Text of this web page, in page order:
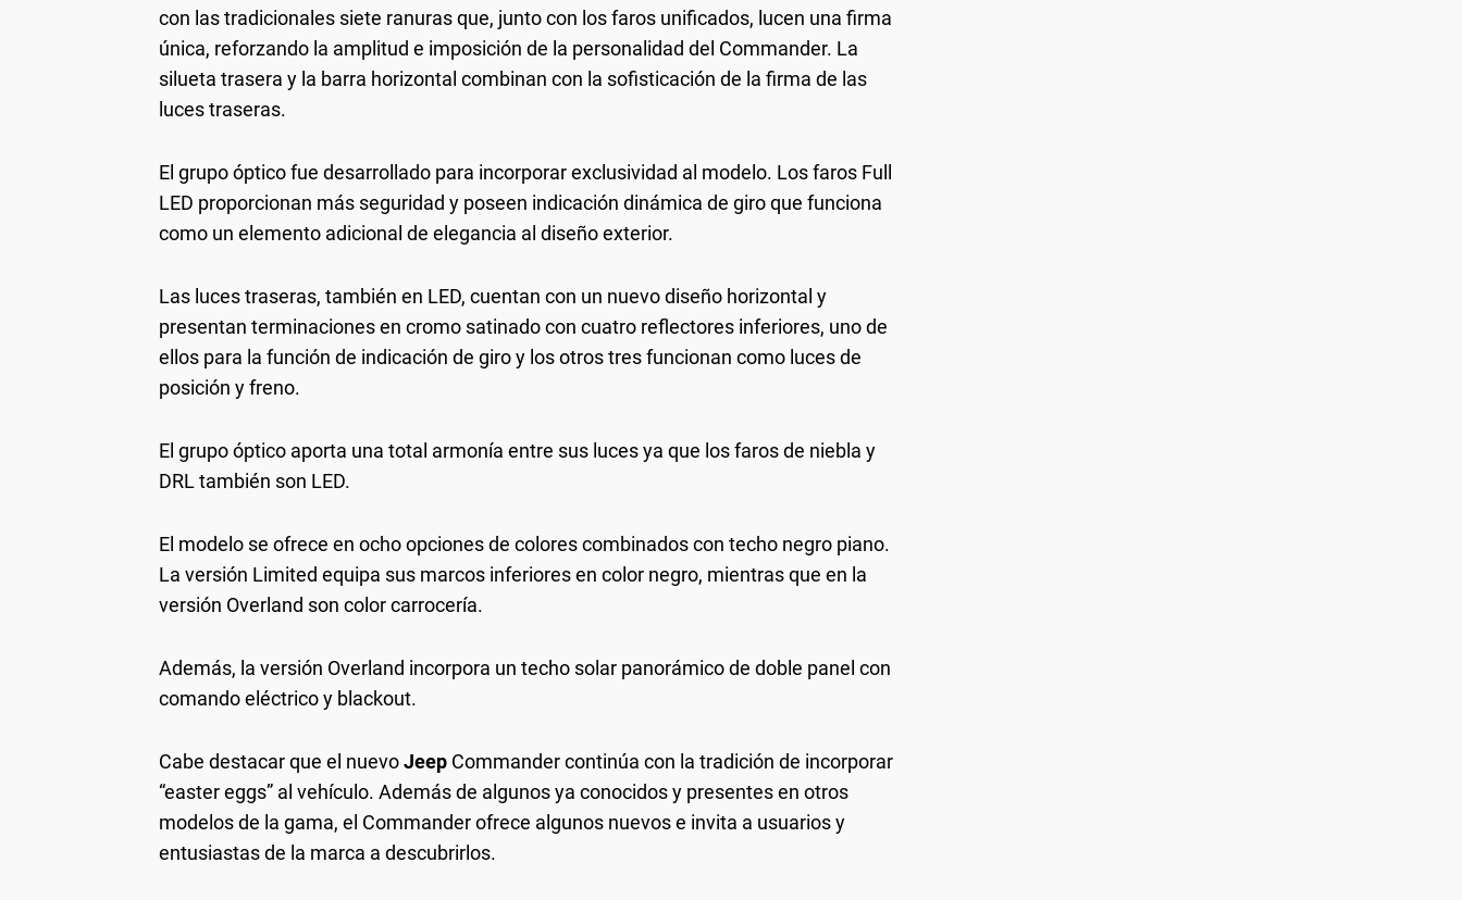
con las tradicionales siete ranuras que, junto con los faros unificados, lucen una firma
única, reforzando la amplitud e imposición de la personalidad del Commander. La
silueta trasera y la barra horizontal combinan con la sofisticación de la firma de las
luces traseras.
El grupo óptico fue desarrollado para incorporar exclusividad al modelo. Los faros Full
LED proporcionan más seguridad y poseen indicación dinámica de giro que funciona
como un elemento adicional de elegancia al diseño exterior.
Las luces traseras, también en LED, cuentan con un nuevo diseño horizontal y
presentan terminaciones en cromo satinado con cuatro reflectores inferiores, uno de
ellos para la función de indicación de giro y los otros tres funcionan como luces de
posición y freno.
El grupo óptico aporta una total armonía entre sus luces ya que los faros de niebla y
DRL también son LED.
El modelo se ofrece en ocho opciones de colores combinados con techo negro piano.
La versión Limited equipa sus marcos inferiores en color negro, mientras que en la
versión Overland son color carrocería.
Además, la versión Overland incorpora un techo solar panorámico de doble panel con
comando eléctrico y blackout.
Cabe destacar que el nuevoJeep Commander continúa con la tradición de incorporar
“easter eggs” al vehículo. Además de algunos ya conocidos y presentes en otros
modelos de la gama, el Commander ofrece algunos nuevos e invita a usuarios y
entusiastas de la marca a descubrirlos.